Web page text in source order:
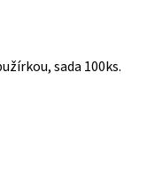
sada 100ks.